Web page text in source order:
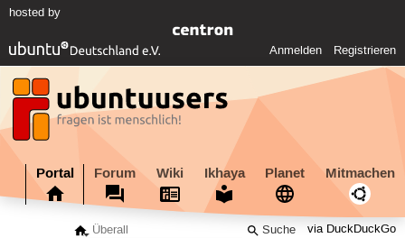
hosted by
Anmelden Registrieren
Portal Forum Wiki Ikhaya Planet Mitmachen
via DuckDuckGo